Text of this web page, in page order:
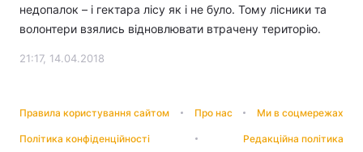
недопалок – і гектара лісу як і не було. Тому лісники та
волонтери взялись відновлювати втрачену територію.
21:17, 14.04.2018
Правила користування сайтом Про нас Ми в соцмережах
Політика конфіденційності Редакційна політика